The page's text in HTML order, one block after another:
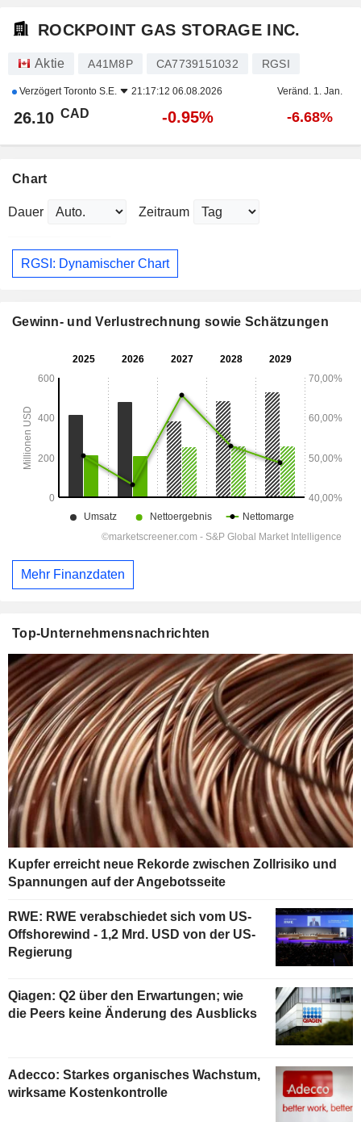
ROCKPOINT GAS STORAGE INC.
Aktie A41M8P CA7739151032 RGSI
VerzögertToronto S.E. 21:17:12 06.08.2026 Veränd. 1. Jan.
26.10 CAD -0.95% -6.68%
Chart
Dauer Zeitraum
RGSI: Dynamischer Chart
Gewinn- und Verlustrechnung sowie Schätzungen
Mehr Finanzdaten
Top-Unternehmensnachrichten
Kupfer erreicht neue Rekorde zwischen Zollrisiko und
Spannungen auf der Angebotsseite
RWE: RWE verabschiedet sich vom US-
Offshorewind - 1,2 Mrd. USD von der US-
Regierung
Qiagen: Q2 über den Erwartungen; wie
die Peers keine Änderung des Ausblicks
Adecco: Starkes organisches Wachstum,
wirksame Kostenkontrolle